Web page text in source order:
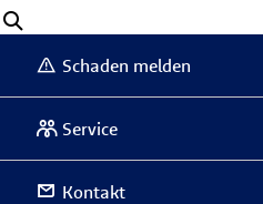
Schaden melden
Service
Kontakt